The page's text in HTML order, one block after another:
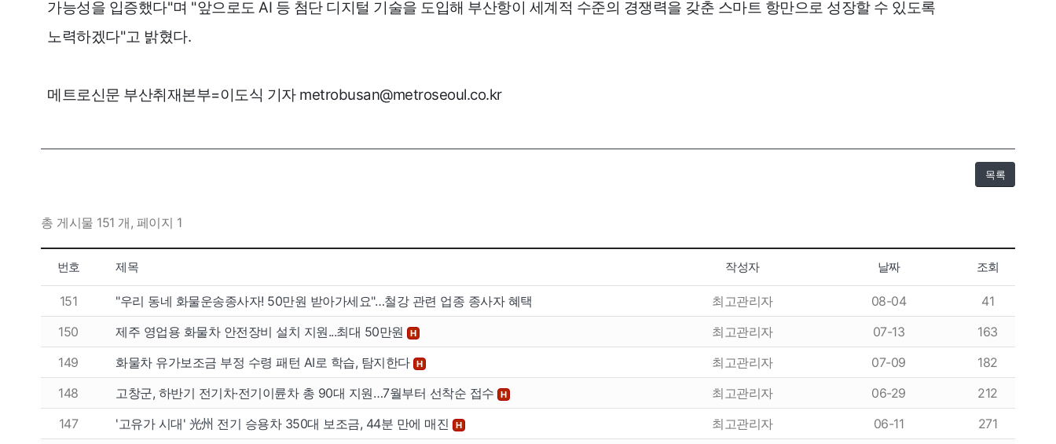
개인넘버 개인넘버 이용안내 공지사항 이용후기
가능성을 입증했다"며 "앞으로도 AI 등 첨단 디지털 기술을 도입해 부산항이 세계적 수준의 경쟁력을 갖춘 스마트 항만으로 성장할 수 있도록
노력하겠다"고 밝혔다.
메트로신문 부산취재본부=이도식 기자 metrobusan@metroseoul.co.kr
목록
총 게시물 151 개, 페이지 1
번호 제목 작성자 날짜 조회
151 "우리 동네 화물운송종사자! 50만원 받아가세요"…철강 관련 업종 종사자 혜택 최고관리자 08-04
41
150
제주 영업용 화물차 안전장비 설치 지원...최대 50만원 H 최고관리자 07-13
163
149
화물차 유가보조금 부정 수령 패턴 AI로 학습, 탐지한다 H 최고관리자 07-09
182
148
고창군, 하반기 전기차·전기이륜차 총 90대 지원…7월부터 선착순 접수 H 최고관리자 06-29
212
147
'고유가 시대' 光州 전기 승용차 350대 보조금, 44분 만에 매진 H 최고관리자 06-11
271